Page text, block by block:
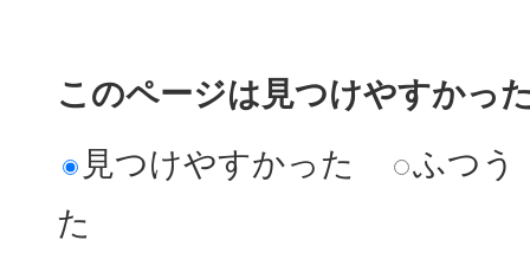
このページは見つけやすかっ
見つけやすかった
ふつう
た